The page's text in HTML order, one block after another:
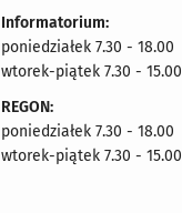
Informatorium:
poniedziałek 7.30 - 18.00
wtorek-piątek 7.30 - 15.00
REGON:
poniedziałek 7.30 - 18.00
wtorek-piątek 7.30 - 15.00